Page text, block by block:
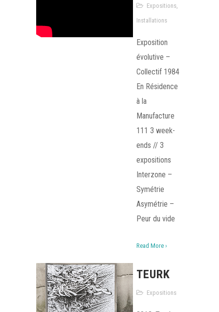
Expositions,
Installations
Exposition
évolutive –
Collectif 1984
En Résidence
à la
Manufacture
111 3 week-
ends // 3
expositions
Interzone –
Symétrie
Asymétrie –
Peur du vide
Read More ›
TEURK
Expositions